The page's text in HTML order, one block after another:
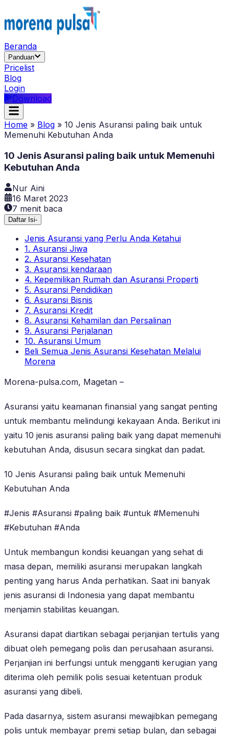
Beranda
Panduan
Pricelist
Blog
Login
Download
Home » Blog » 10 Jenis Asuransi paling baik untuk
Memenuhi Kebutuhan Anda
10 Jenis Asuransi paling baik untuk Memenuhi
Kebutuhan Anda
Nur Aini
16 Maret 2023
7 menit baca
Daftar Isi-
Jenis Asuransi yang Perlu Anda Ketahui
1. Asuransi Jiwa
2. Asuransi Kesehatan
3. Asuransi kendaraan
4. Kepemilikan Rumah dan Asuransi Properti
5. Asuransi Pendidikan
6. Asuransi Bisnis
7. Asuransi Kredit
8. Asuransi Kehamilan dan Persalinan
9. Asuransi Perjalanan
10. Asuransi Umum
Beli Semua Jenis Asuransi Kesehatan Melalui
Morena
Morena-pulsa.com, Magetan –
Asuransi yaitu keamanan finansial yang sangat penting
untuk membantu melindungi kekayaan Anda. Berikut ini
yaitu 10 jenis asuransi paling baik yang dapat memenuhi
kebutuhan Anda, disusun secara singkat dan padat.
10 Jenis Asuransi paling baik untuk Memenuhi
Kebutuhan Anda
#Jenis #Asuransi #paling baik #untuk #Memenuhi
#Kebutuhan #Anda
Untuk membangun kondisi keuangan yang sehat di
masa depan, memiliki asuransi merupakan langkah
penting yang harus Anda perhatikan. Saat ini banyak
jenis asuransi di Indonesia yang dapat membantu
menjamin stabilitas keuangan.
Asuransi dapat diartikan sebagai perjanjian tertulis yang
dibuat oleh pemegang polis dan perusahaan asuransi.
Perjanjian ini berfungsi untuk mengganti kerugian yang
diterima oleh pemilik polis sesuai ketentuan produk
asuransi yang dibeli.
Pada dasarnya, sistem asuransi mewajibkan pemegang
polis untuk membayar premi setiap bulan, dan sebagai